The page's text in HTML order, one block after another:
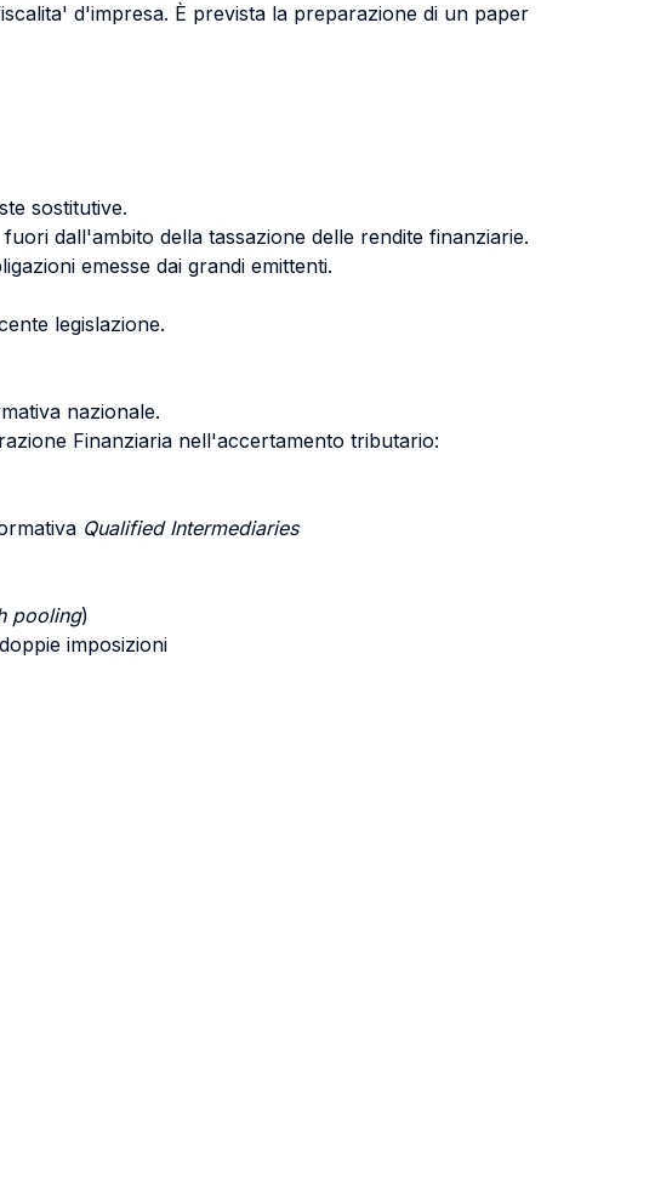
d'impresa. È prevista la preparazione di un paper
sostitutive.
dall'ambito della tassazione delle rendite finanziarie.
emesse dai grandi emittenti.
legislazione.
nazionale.
Finanziaria nell'accertamento tributario:
Qualified Intermediaries
pooling)
imposizioni